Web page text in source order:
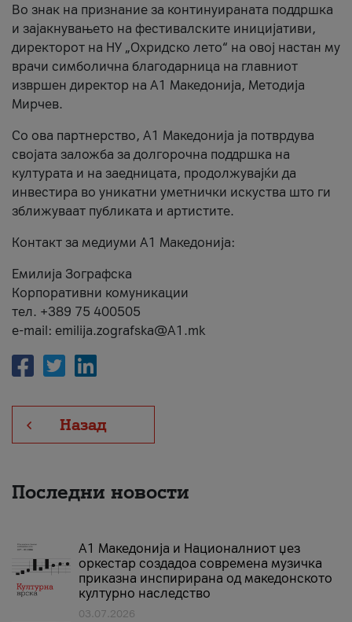
Во знак на признание за континуираната поддршка
и зајакнувањето на фестивалските иницијативи,
директорот на НУ „Охридско лето“ на овој настан му
врачи симболична благодарница на главниот
извршен директор на A1 Македонија, Методија
Мирчев.
Со ова партнерство, A1 Македонија ја потврдува
својата заложба за долгорочна поддршка на
културата и на заедницата, продолжувајќи да
инвестира во уникатни уметнички искуства што ги
зближуваат публиката и артистите.
Контакт за медиуми А1 Македонија:
Емилија Зографска
Корпоративни комуникации
тел. +389 75 400505
e-mail: emilija.zografska@A1.mk
Назад
Последни новости
А1 Македонија и Националниот џез
оркестар создадоа современа музичка
приказна инспирирана од македонското
културно наследство
03.07.2026